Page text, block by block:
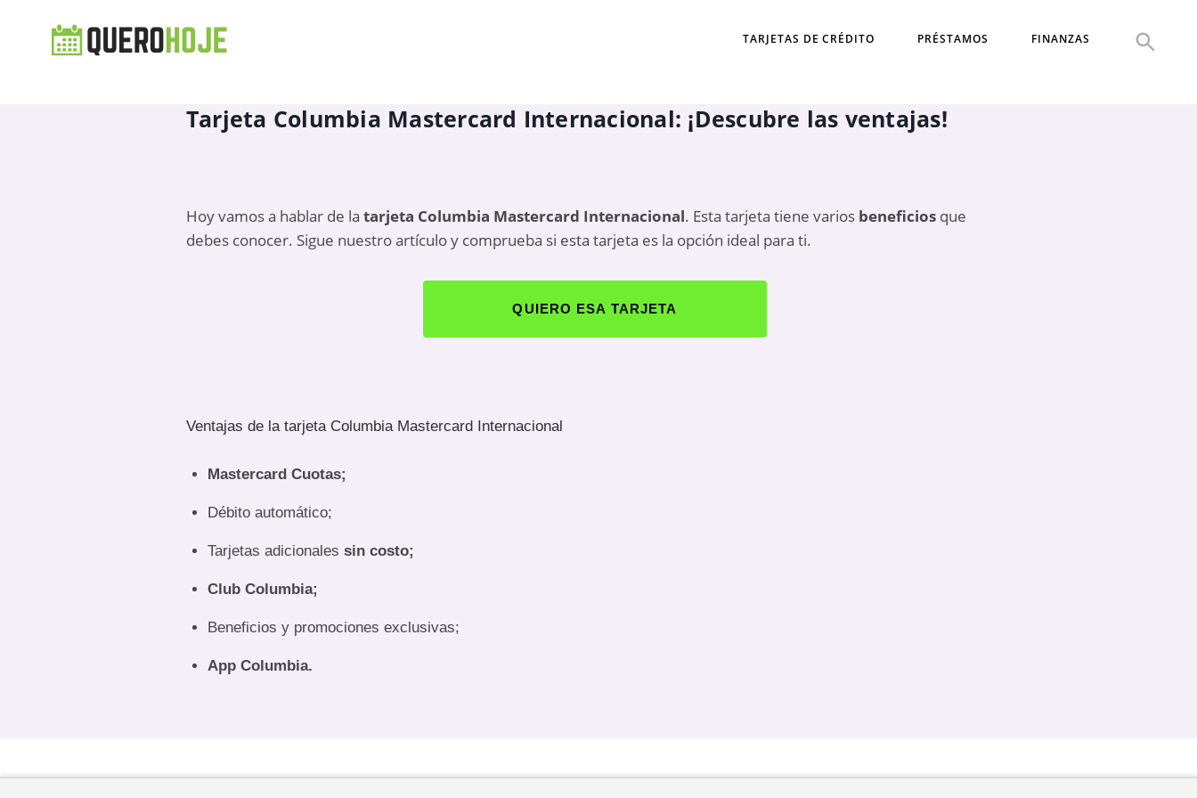
TARJETAS DE CRÉDITO PRÉSTAMOS FINANZAS
Tarjeta Columbia Mastercard Internacional: ¡Descubre las ventajas!
Hoy vamos a hablar de la tarjeta Columbia Mastercard Internacional. Esta tarjeta tiene varios beneficios que
debes conocer. Sigue nuestro artículo y comprueba si esta tarjeta es la opción ideal para ti.
QUIERO ESA TARJETA
Ventajas de la tarjeta Columbia Mastercard Internacional
Mastercard Cuotas;
Débito automático;
Tarjetas adicionales sin costo;
Club Columbia;
Beneficios y promociones exclusivas;
App Columbia.